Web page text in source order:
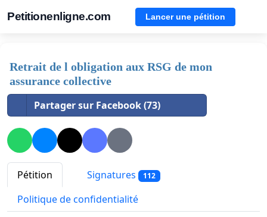
Petitionenligne.com Lancer une pétition
Retrait de l obligation aux RSG de mon
assurance collective
Partager sur Facebook (73)
Pétition Signatures 112
Politique de confidentialité